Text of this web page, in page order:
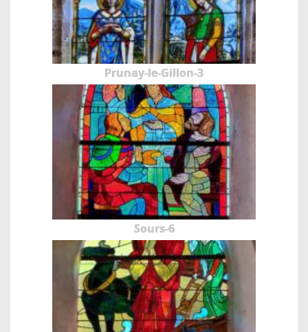
Prunay-le-Gillon-3
Sours-6